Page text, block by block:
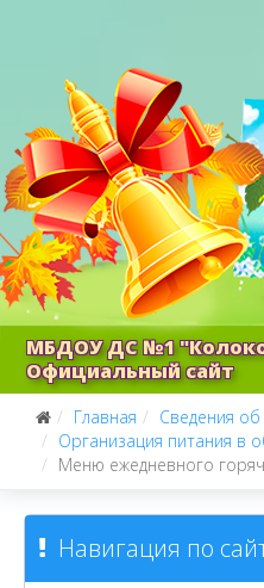
МБДОУ ДС №1
Официальный сайт
Главная
Сведения
Организация питания в
Меню ежедневного
Навигация по